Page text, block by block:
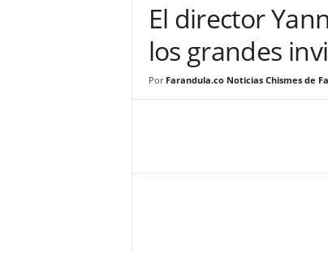
a
N
El director
los grandes
Por Farandula.co Noticias Chismes de